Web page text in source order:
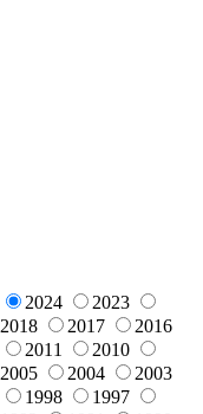
2024
2023
2018 2017
2016
2011
2010
2005 2004
2003
1998
1997